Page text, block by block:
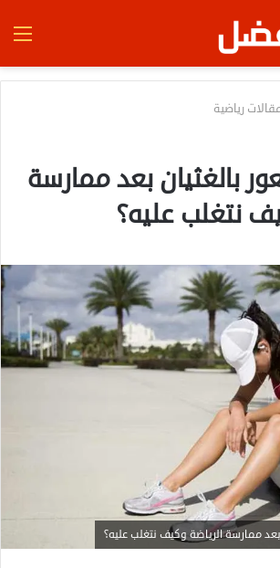
رياضية
بالغثيان بعد ممارسة
نتغلب عليه؟
ممارسة الرياضة وكيف نتغلب عليه؟